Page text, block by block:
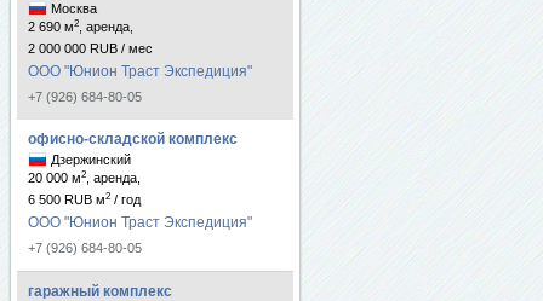
Москва
2 690 м2
, аренда,
2 000 000 RUB / мес
ООО "Юнион Траст Экспедиция"
+7 (926) 684-80-05
офисно-складской комплекс
Дзержинский
20 000 м2
, аренда,
6 500 RUB м2 / год
ООО "Юнион Траст Экспедиция"
+7 (926) 684-80-05
гаражный комплекс